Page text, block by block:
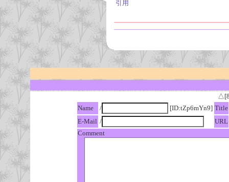
引用
Name
/ [ID:tZp6mYn9] Title
E-Mail /
URL
Comment